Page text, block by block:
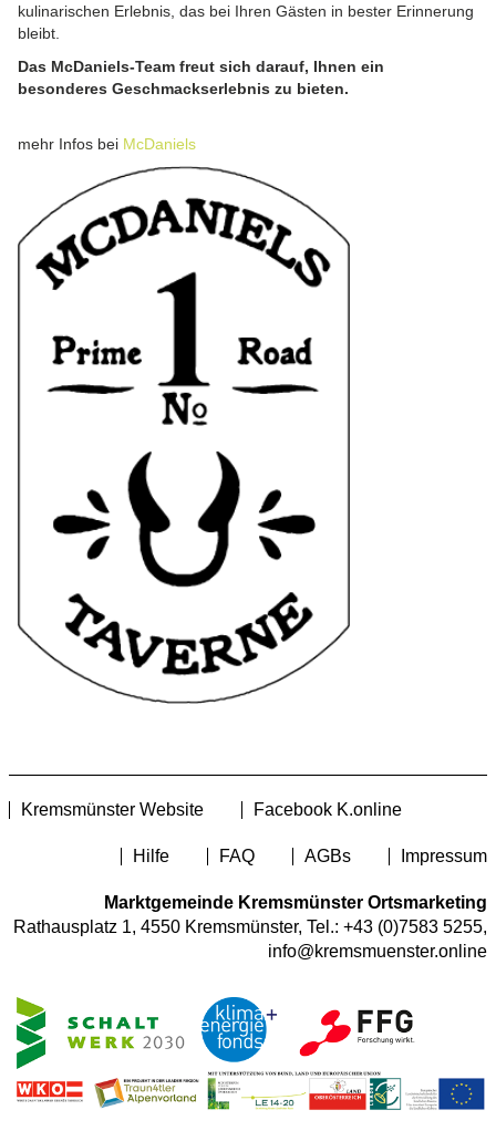
kulinarischen Erlebnis, das bei Ihren Gästen in bester Erinnerung
bleibt.
Das McDaniels-Team freut sich darauf, Ihnen ein
besonderes Geschmackserlebnis zu bieten.
mehr Infos bei McDaniels
Kremsmünster Website Facebook K.online
Hilfe FAQ AGBs Impressum
Marktgemeinde Kremsmünster Ortsmarketing
Rathausplatz 1, 4550 Kremsmünster, Tel.: +43 (0)7583 5255,
info@kremsmuenster.online